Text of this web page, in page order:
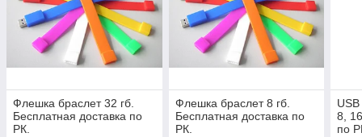
Флешка браслет 32 гб.
Бесплатная доставка по
РК.
Флешка браслет 8 гб.
Бесплатная доставка по
РК.
8,
по